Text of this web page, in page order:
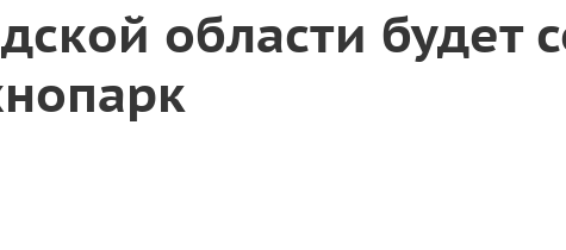
области будет